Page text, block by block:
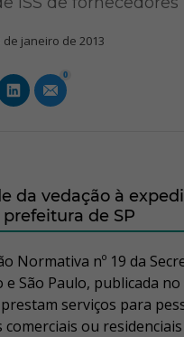
janeiro de 2013
0
da vedação à
de SP
Normativa nº 19 da
São Paulo, publicada no
serviços para
ou